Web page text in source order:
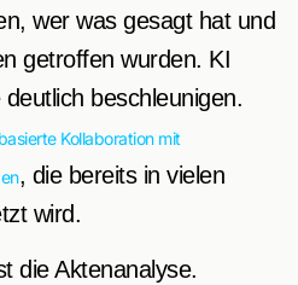
wer was gesagt hat und
getroffen wurden. KI
beschleunigen.
Kollaboration mit
, die bereits in vielen
wird.
die Aktenanalyse.